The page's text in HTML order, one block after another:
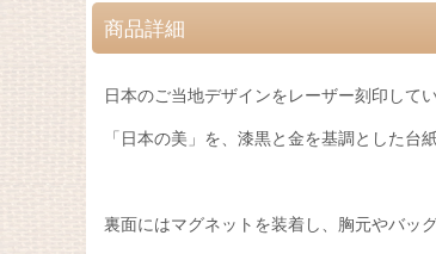
商品詳細
日本のご当地デザインをレーザー刻印して
「日本の美」を、漆黒と金を基調とした台
裏面にはマグネットを装着し、胸元やバッ